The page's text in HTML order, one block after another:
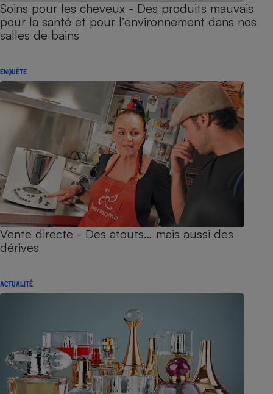
Soins pour les cheveux - Des produits mauvais
pour la santé et pour l’environnement dans nos
salles de bains
ENQUÊTE
Vente directe - Des atouts… mais aussi des
dérives
ACTUALITÉ